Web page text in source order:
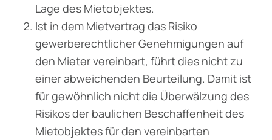
Lage des Mietobjektes.
Ist in dem Mietvertrag das Risiko
gewerberechtlicher Genehmigungen auf
den Mieter vereinbart, führt dies nicht zu
einer abweichenden Beurteilung. Damit ist
für gewöhnlich nicht die Überwälzung des
Risikos der baulichen Beschaffenheit des
Mietobjektes für den vereinbarten